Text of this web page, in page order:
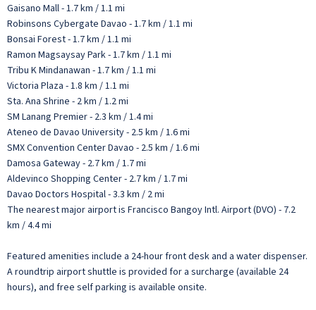
Gaisano Mall - 1.7 km / 1.1 mi
Robinsons Cybergate Davao - 1.7 km / 1.1 mi
Bonsai Forest - 1.7 km / 1.1 mi
Ramon Magsaysay Park - 1.7 km / 1.1 mi
Tribu K Mindanawan - 1.7 km / 1.1 mi
Victoria Plaza - 1.8 km / 1.1 mi
Sta. Ana Shrine - 2 km / 1.2 mi
SM Lanang Premier - 2.3 km / 1.4 mi
Ateneo de Davao University - 2.5 km / 1.6 mi
SMX Convention Center Davao - 2.5 km / 1.6 mi
Damosa Gateway - 2.7 km / 1.7 mi
Aldevinco Shopping Center - 2.7 km / 1.7 mi
Davao Doctors Hospital - 3.3 km / 2 mi
The nearest major airport is Francisco Bangoy Intl. Airport (DVO) - 7.2
km / 4.4 mi
Featured amenities include a 24-hour front desk and a water dispenser.
A roundtrip airport shuttle is provided for a surcharge (available 24
hours), and free self parking is available onsite.